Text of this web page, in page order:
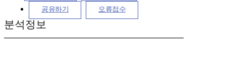
공유하기 오류접수
분석정보